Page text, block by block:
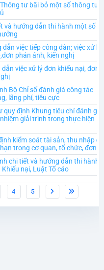
tư bãi bỏ một số thông tư
và hướng dẫn thi hành một số
việc tiếp công dân; việc xử lý
phản ánh, kiến nghị
việc xử lý đơn khiếu nại, đơn
Bộ Chỉ số đánh giá công tác
lãng phí, tiêu cực
định Khung tiêu chí đánh giá
giải trình trong thực hiện
kiểm soát tài sản, thu nhập
trong cơ quan, tổ chức, đơn vị
chi tiết và hướng dẫn thi hành
nại, Luật Tố cáo
4 5